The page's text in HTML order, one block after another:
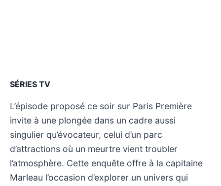
SÉRIES TV
L’épisode proposé ce soir sur Paris Première
invite à une plongée dans un cadre aussi
singulier qu’évocateur, celui d’un parc
d’attractions où un meurtre vient troubler
l’atmosphère. Cette enquête offre à la capitaine
Marleau l’occasion d’explorer un univers qui